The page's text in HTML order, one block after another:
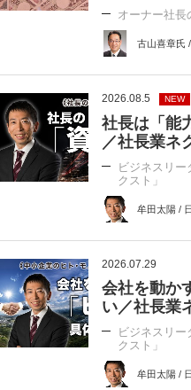
オーナー社長
古山喜章氏
2026.08.5 NEW
社長は「能
／社長業ネ
ビジネスリ
クスト」
牟田太陽 /
2026.07.29
会社を動か
い／社長業
ビジネスリ
クスト」
牟田太陽 /